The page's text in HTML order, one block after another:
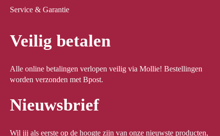
Service & Garantie
Veilig betalen
Alle online betalingen verlopen veilig via Mollie! Bestellingen
worden verzonden met Bpost.
Nieuwsbrief
Wil jij als eerste op de hoogte zijn van onze nieuwste producten,